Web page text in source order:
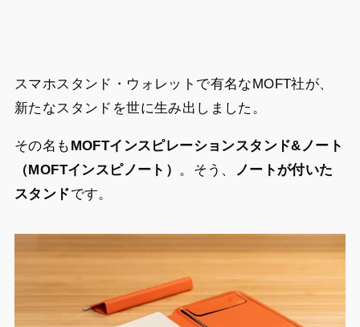
スマホスタンド・ウォレットで有名なMOFT社が、
新たなスタンドを世に生み出しました。
その名も MOFTインスピレーションスタンド&ノート
（MOFTインスピノート） 。そう、
ノートが付いた
スタンドです。